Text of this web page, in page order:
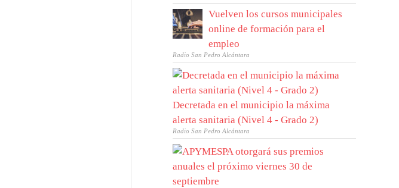
Vuelven los cursos municipales
online de formación para el
empleo
Radio San Pedro Alcántara
Decretada en el municipio la máxima
alerta sanitaria (Nivel 4 - Grado 2)
Radio San Pedro Alcántara